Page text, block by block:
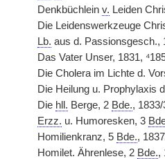
Denkbüchlein v. Leiden
Die Leidenswerkzeuge
Lb. aus d. Passionsgesch.,
Das Vater Unser, 1831,
Die Cholera im Lichte d.
Die Heilung u. Prophylaxis
Die hll. Berge, 2 Bde., 1833/
Erzz. u. Humoresken, 3
Homilienkranz, 5 Bde.,
Homilet. Ährenlese, 2 Bde.,